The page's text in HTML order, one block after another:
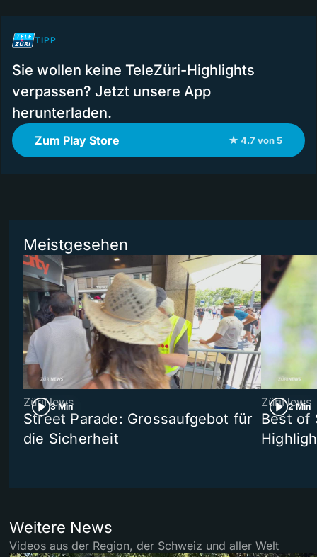
TIPP
Sie wollen keine TeleZüri-Highlights
verpassen? Jetzt unsere App
herunterladen.
Zum Play Store ★ 4.7 von 5
Meistgesehen
3 Min
ZüriNews
Street Parade: Grossaufgebot für
die Sicherheit
2 Min
ZüriNews
Best of
Weitere News
Videos aus der Region, der Schweiz und aller Welt